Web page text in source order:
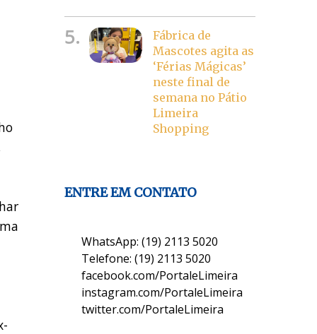
5.
Fábrica de
Mascotes agita as
‘Férias Mágicas’
neste final de
semana no Pátio
Limeira
Shopping
ENTRE EM CONTATO
WhatsApp: (19) 2113 5020
Telefone: (19) 2113 5020
facebook.com/PortaleLimeira
instagram.com/PortaleLimeira
twitter.com/PortaleLimeira